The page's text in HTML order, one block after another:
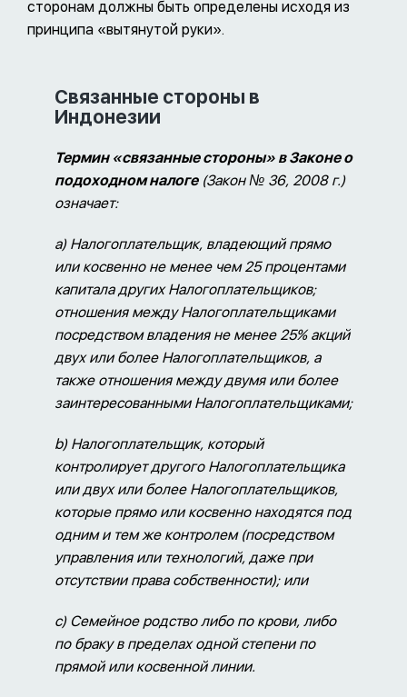
сторонам должны быть определены исходя из
принципа «вытянутой руки».
Связанные стороны в
Индонезии
Термин «связанные стороны» в Законе о
подоходном налоге(Закон № 36, 2008 г.)
означает:
a) Налогоплательщик, владеющий прямо
или косвенно не менее чем 25 процентами
капитала других Налогоплательщиков;
отношения между Налогоплательщиками
посредством владения не менее 25% акций
двух или более Налогоплательщиков, а
также отношения между двумя или более
заинтересованными Налогоплательщиками;
b) Налогоплательщик, который
контролирует другого Налогоплательщика
или двух или более Налогоплательщиков,
которые прямо или косвенно находятся под
одним и тем же контролем (посредством
управления или технологий, даже при
отсутствии права собственности); или
c) Семейное родство либо по крови, либо
по браку в пределах одной степени по
прямой или косвенной линии.